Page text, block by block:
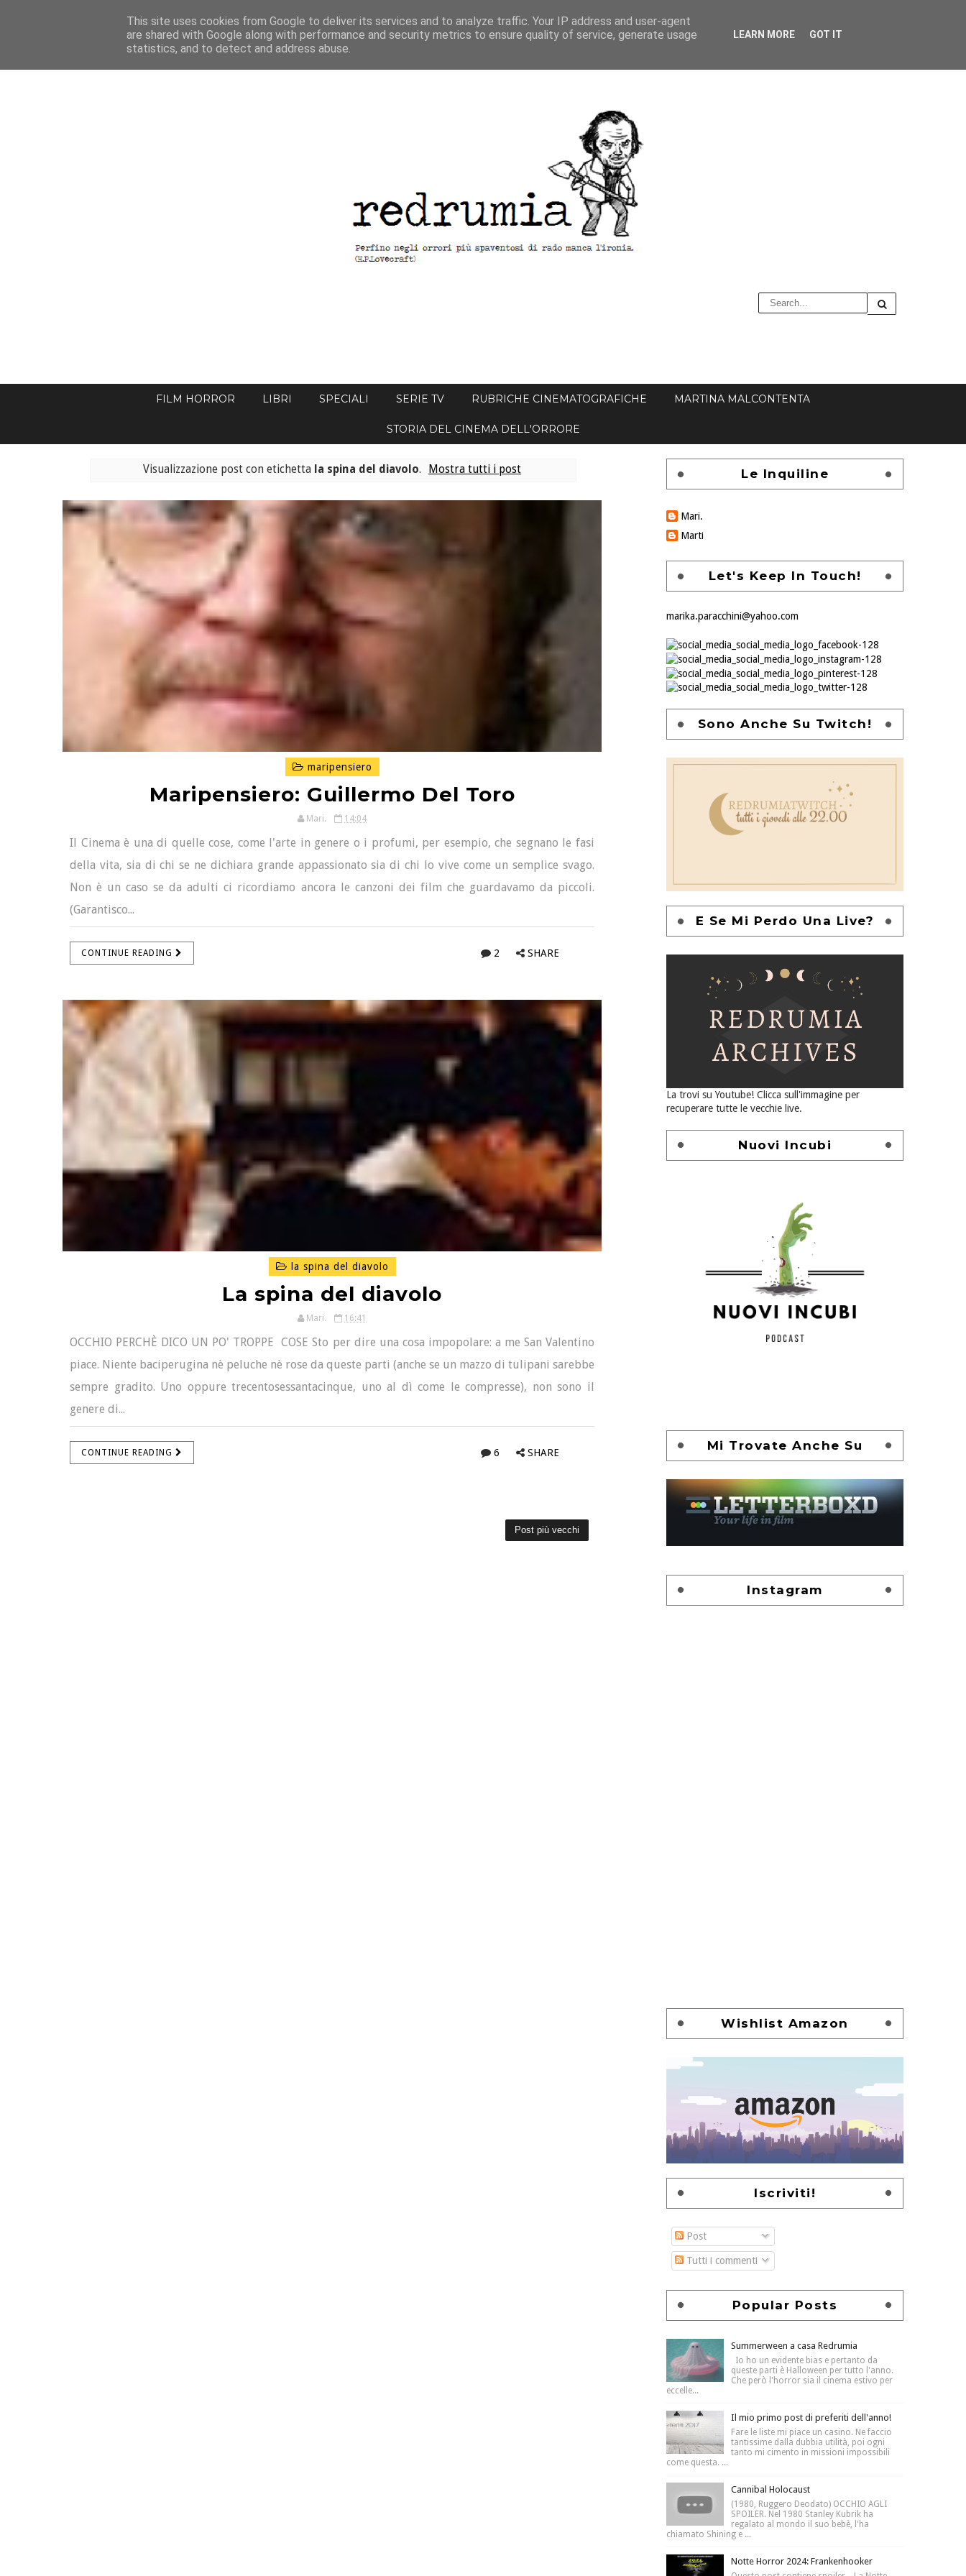
FILM HORROR LIBRI SPECIALI SERIE TV RUBRICHE CINEMATOGRAFICHE MARTINA MALCONTENTA
STORIA DEL CINEMA DELL'ORRORE
Visualizzazione post con etichetta la spina del diavolo. Mostra tutti i post
maripensiero
Maripensiero: Guillermo Del Toro
Mari. 14:04
Il Cinema è una di quelle cose, come l'arte in genere o i profumi, per esempio, che segnano le fasi
della vita, sia di chi se ne dichiara grande appassionato sia di chi lo vive come un semplice svago.
Non è un caso se da adulti ci ricordiamo ancora le canzoni dei film che guardavamo da piccoli.
(Garantisco...
CONTINUE READING 2 SHARE
la spina del diavolo
La spina del diavolo
Mari. 16:41
OCCHIO PERCHÈ DICO UN PO' TROPPE COSE Sto per dire una cosa impopolare: a me San Valentino
piace. Niente baciperugina nè peluche nè rose da queste parti (anche se un mazzo di tulipani sarebbe
sempre gradito. Uno oppure trecentosessantacinque, uno al dì come le compresse), non sono il
genere di...
CONTINUE READING 6 SHARE
Post più vecchi
Le Inquiline
Mari.
Marti
Let's Keep In Touch!
marika.paracchini@yahoo.com
Sono Anche Su Twitch!
E Se Mi Perdo Una Live?
La trovi su Youtube! Clicca sull'immagine per
recuperare tutte le vecchie live.
Nuovi Incubi
Mi Trovate Anche Su
Instagram
Wishlist Amazon
Iscriviti!
Post
Tutti i commenti
Popular Posts
Summerween a casa Redrumia
Io ho un evidente bias e pertanto da
queste parti è Halloween per tutto l'anno.
Che però l'horror sia il cinema estivo per
eccelle...
Il mio primo post di preferiti dell'anno!
Fare le liste mi piace un casino. Ne faccio
tantissime dalla dubbia utilità, poi ogni
tanto mi cimento in missioni impossibili
come questa. ...
Cannibal Holocaust
(1980, Ruggero Deodato) OCCHIO AGLI
SPOILER. Nel 1980 Stanley Kubrik ha
regalato al mondo il suo bebè, l'ha
chiamato Shining e ...
Notte Horror 2024: Frankenhooker
This site uses cookies from Google to deliver its services and to analyze traffic. Your IP address and user-agent
are shared with Google along with performance and security metrics to ensure quality of service, generate usage
statistics, and to detect and address abuse.
LEARN MORE GOT IT